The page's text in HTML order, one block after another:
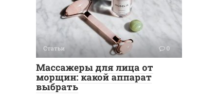
Статьи 0
Массажеры для лица от
морщин: какой аппарат
выбрать